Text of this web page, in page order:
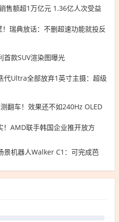
售额超1万亿元 1.36亿人次受益
瑞典放话：不删超速功能就投反
首款SUV渲染图曝光
代Ultra全部放弃1英寸主摄：超级
翻车！效果还不如240Hz OLED
！AMD联手韩国企业推开放方
景机器人Walker C1：可完成芭